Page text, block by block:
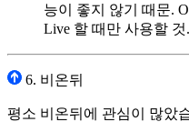
능이 좋지 않기 때문.
Live 할 때만 사용할 것.
6. 비온뒤
평소 비온뒤에 관심이 많았